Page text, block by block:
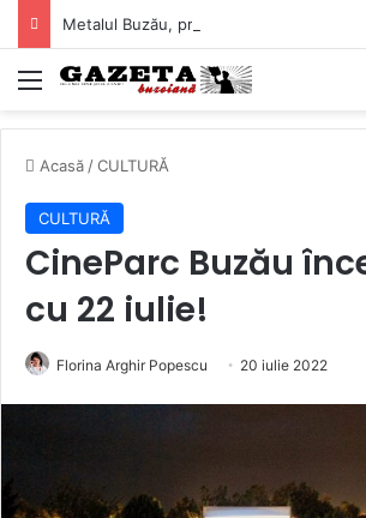
Mediu
Acasă /CULTURĂ
CULTURĂ
CineParc Buzău
cu 22 iulie!
Florina Arghir Popescu 20 iulie 2022